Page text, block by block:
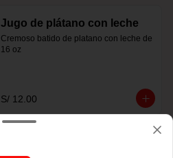
Jugo de plátano con leche
Cremoso batido de platano con leche de
16 oz
S/ 12.00